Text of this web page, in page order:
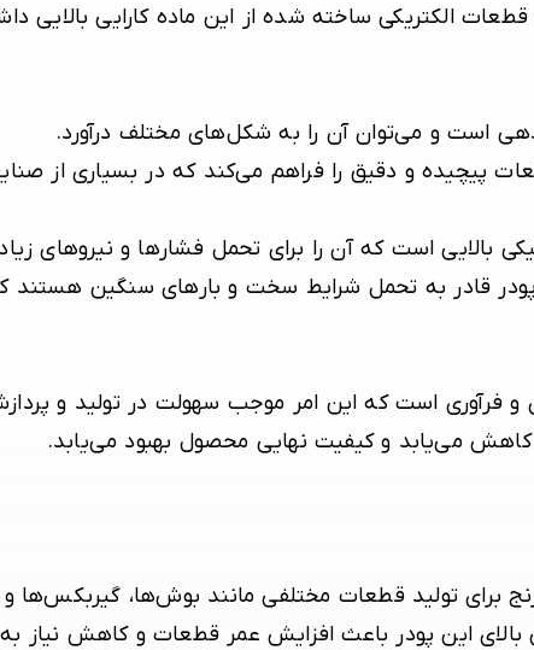
الکتریکی ساخته شده از این ماده کارایی بالایی
است و می‌توان آن را به شکل‌های مختلف درآورد.
پیچیده و دقیق را فراهم می‌کند که در بسیاری از
بالایی است که آن را برای تحمل فشارها و نیروهای
قادر به تحمل شرایط سخت و بارهای سنگین هستند
و فرآوری است که این امر موجب سهولت در تولید و
می‌یابد و کیفیت نهایی محصول بهبود می‌یابد.
برای تولید قطعات مختلفی مانند بوش‌ها،
این پودر باعث افزایش عمر قطعات و کاهش نیاز